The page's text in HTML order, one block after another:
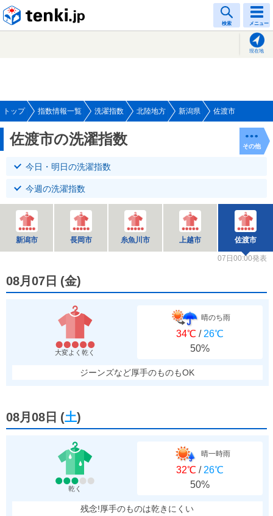
検索 メニュー
現在地
トップ 指数情報一覧 洗濯指数 北陸地方 新潟県 佐渡市
佐渡市の洗濯指数 その他
今日・明日の洗濯指数
今週の洗濯指数
新潟市 長岡市 糸魚川市 上越市 佐渡市
07日00:00発表
08月07日 (金)
大変よく乾く
晴のち雨
34℃ / 26℃
50%
ジーンズなど厚手のものもOK
08月08日 (土)
乾く
晴一時雨
32℃ / 26℃
50%
残念!厚手のものは乾きにくい